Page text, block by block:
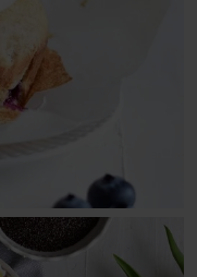
Torte)